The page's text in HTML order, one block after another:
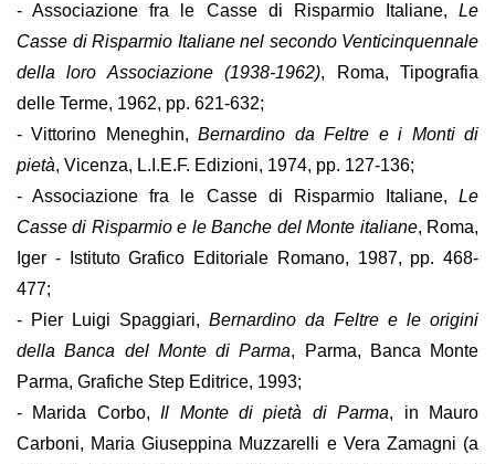
- Associazione fra le Casse di Risparmio Italiane, Le
Casse di Risparmio Italiane nel secondo Venticinquennale
della loro Associazione (1938-1962), Roma, Tipografia
delle Terme, 1962, pp. 621-632;
- Vittorino Meneghin,Bernardino da Feltre e i Monti di
pietà, Vicenza, L.I.E.F. Edizioni, 1974, pp. 127-136;
- Associazione fra le Casse di Risparmio Italiane, Le
Casse di Risparmio e le Banche del Monte italiane, Roma,
Iger - Istituto Grafico Editoriale Romano, 1987, pp. 468-
477;
- Pier Luigi Spaggiari, Bernardino da Feltre e le origini
della Banca del Monte di Parma, Parma, Banca Monte
Parma, Grafiche Step Editrice, 1993;
- Marida Corbo,Il Monte di pietà di Parma, in Mauro
Carboni, Maria Giuseppina Muzzarelli e Vera Zamagni (a